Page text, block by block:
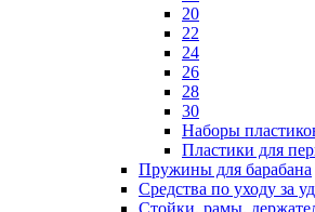
20
22
24
26
28
30
Наборы
Пластики для
Пружины для барабана
Средства по уходу за
Стойки, рамы,